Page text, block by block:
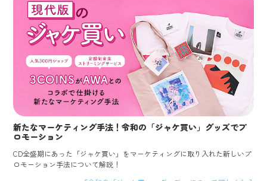
新たなマーケティング手法！令和の「ジャケ買い」グッズでプ
ロモーション
CD全盛期にあった「ジャケ買い」をマーケティングに取り入れた新しいプ
ロモーション手法について解説！